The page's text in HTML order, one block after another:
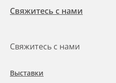
Свяжитесь с нами
Свяжитесь с нами
Выставки